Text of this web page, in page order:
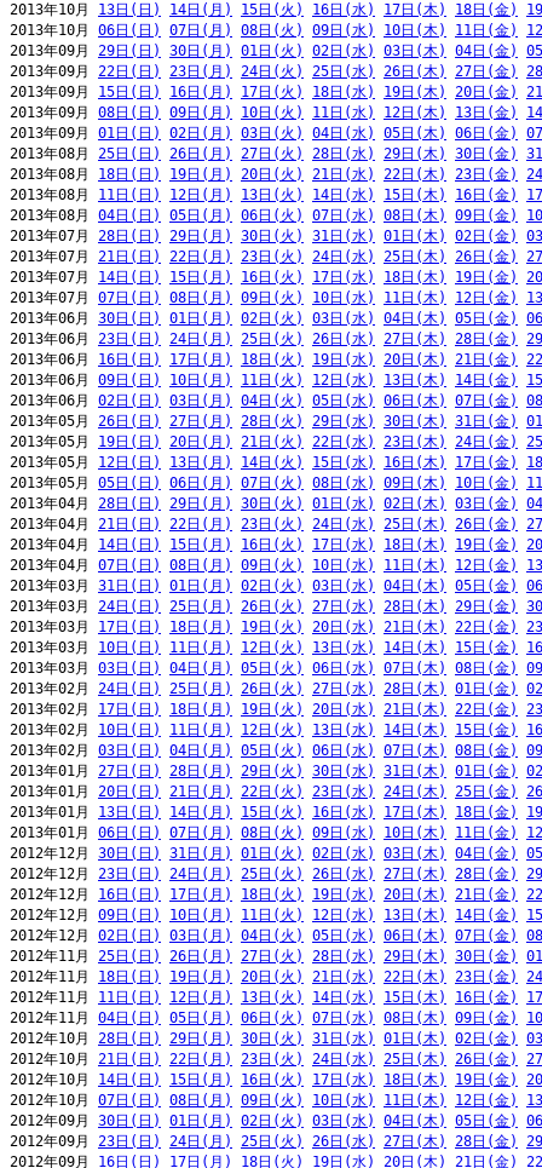
2013年10月 13日(日) 14日(月) 15日(火) 16日(水) 17日(木) 18日(金)
2013年10月 06日(日) 07日(月) 08日(火) 09日(水) 10日(木) 11日(金)
2013年09月 29日(日) 30日(月) 01日(火) 02日(水) 03日(木) 04日(金)
2013年09月 22日(日) 23日(月) 24日(火) 25日(水) 26日(木) 27日(金)
2013年09月 15日(日) 16日(月) 17日(火) 18日(水) 19日(木) 20日(金)
2013年09月 08日(日) 09日(月) 10日(火) 11日(水) 12日(木) 13日(金)
2013年09月 01日(日) 02日(月) 03日(火) 04日(水) 05日(木) 06日(金)
2013年08月 25日(日) 26日(月) 27日(火) 28日(水) 29日(木) 30日(金)
2013年08月 18日(日) 19日(月) 20日(火) 21日(水) 22日(木) 23日(金)
2013年08月 11日(日) 12日(月) 13日(火) 14日(水) 15日(木) 16日(金)
2013年08月 04日(日) 05日(月) 06日(火) 07日(水) 08日(木) 09日(金)
2013年07月 28日(日) 29日(月) 30日(火) 31日(水) 01日(木) 02日(金)
2013年07月 21日(日) 22日(月) 23日(火) 24日(水) 25日(木) 26日(金)
2013年07月 14日(日) 15日(月) 16日(火) 17日(水) 18日(木) 19日(金)
2013年07月 07日(日) 08日(月) 09日(火) 10日(水) 11日(木) 12日(金)
2013年06月 30日(日) 01日(月) 02日(火) 03日(水) 04日(木) 05日(金)
2013年06月 23日(日) 24日(月) 25日(火) 26日(水) 27日(木) 28日(金)
2013年06月 16日(日) 17日(月) 18日(火) 19日(水) 20日(木) 21日(金)
2013年06月 09日(日) 10日(月) 11日(火) 12日(水) 13日(木) 14日(金)
2013年06月 02日(日) 03日(月) 04日(火) 05日(水) 06日(木) 07日(金)
2013年05月 26日(日) 27日(月) 28日(火) 29日(水) 30日(木) 31日(金)
2013年05月 19日(日) 20日(月) 21日(火) 22日(水) 23日(木) 24日(金)
2013年05月 12日(日) 13日(月) 14日(火) 15日(水) 16日(木) 17日(金)
2013年05月 05日(日) 06日(月) 07日(火) 08日(水) 09日(木) 10日(金)
2013年04月 28日(日) 29日(月) 30日(火) 01日(水) 02日(木) 03日(金)
2013年04月 21日(日) 22日(月) 23日(火) 24日(水) 25日(木) 26日(金)
2013年04月 14日(日) 15日(月) 16日(火) 17日(水) 18日(木) 19日(金)
2013年04月 07日(日) 08日(月) 09日(火) 10日(水) 11日(木) 12日(金)
2013年03月 31日(日) 01日(月) 02日(火) 03日(水) 04日(木) 05日(金)
2013年03月 24日(日) 25日(月) 26日(火) 27日(水) 28日(木) 29日(金)
2013年03月 17日(日) 18日(月) 19日(火) 20日(水) 21日(木) 22日(金)
2013年03月 10日(日) 11日(月) 12日(火) 13日(水) 14日(木) 15日(金)
2013年03月 03日(日) 04日(月) 05日(火) 06日(水) 07日(木) 08日(金)
2013年02月 24日(日) 25日(月) 26日(火) 27日(水) 28日(木) 01日(金)
2013年02月 17日(日) 18日(月) 19日(火) 20日(水) 21日(木) 22日(金)
2013年02月 10日(日) 11日(月) 12日(火) 13日(水) 14日(木) 15日(金)
2013年02月 03日(日) 04日(月) 05日(火) 06日(水) 07日(木) 08日(金)
2013年01月 27日(日) 28日(月) 29日(火) 30日(水) 31日(木) 01日(金)
2013年01月 20日(日) 21日(月) 22日(火) 23日(水) 24日(木) 25日(金)
2013年01月 13日(日) 14日(月) 15日(火) 16日(水) 17日(木) 18日(金)
2013年01月 06日(日) 07日(月) 08日(火) 09日(水) 10日(木) 11日(金)
2012年12月 30日(日) 31日(月) 01日(火) 02日(水) 03日(木) 04日(金)
2012年12月 23日(日) 24日(月) 25日(火) 26日(水) 27日(木) 28日(金)
2012年12月 16日(日) 17日(月) 18日(火) 19日(水) 20日(木) 21日(金)
2012年12月 09日(日) 10日(月) 11日(火) 12日(水) 13日(木) 14日(金)
2012年12月 02日(日) 03日(月) 04日(火) 05日(水) 06日(木) 07日(金)
2012年11月 25日(日) 26日(月) 27日(火) 28日(水) 29日(木) 30日(金)
2012年11月 18日(日) 19日(月) 20日(火) 21日(水) 22日(木) 23日(金)
2012年11月 11日(日) 12日(月) 13日(火) 14日(水) 15日(木) 16日(金)
2012年11月 04日(日) 05日(月) 06日(火) 07日(水) 08日(木) 09日(金)
2012年10月 28日(日) 29日(月) 30日(火) 31日(水) 01日(木) 02日(金)
2012年10月 21日(日) 22日(月) 23日(火) 24日(水) 25日(木) 26日(金)
2012年10月 14日(日) 15日(月) 16日(火) 17日(水) 18日(木) 19日(金)
2012年10月 07日(日) 08日(月) 09日(火) 10日(水) 11日(木) 12日(金)
2012年09月 30日(日) 01日(月) 02日(火) 03日(水) 04日(木) 05日(金)
2012年09月 23日(日) 24日(月) 25日(火) 26日(水) 27日(木) 28日(金)
2012年09月 16日(日) 17日(月) 18日(火) 19日(水) 20日(木) 21日(金)